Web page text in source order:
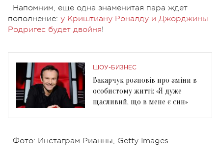
Напомним, еще одна знаменитая пара ждет
пополнение: у Криштиану Роналду и Джорджины
Родригес будет двойня!
ШОУ-БИЗНЕС
Вакарчук розповів про зміни в
особистому житті: «Я дуже
щасливий, що в мене є син»
Фото: Инстаграм Рианны, Getty Images